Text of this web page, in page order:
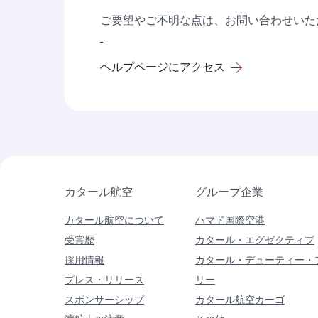
ご要望やご不明な点は、お問い合わせい
ヘルプページにアクセス
カタール航空 グループ企業
カタール航空について
受賞歴
採用情報
プレス・リリース
スポンサーシップ
ハマド国際空港
カタール・エグゼクティブ
カタール・デューティー・
リー
カタール航空カーゴ